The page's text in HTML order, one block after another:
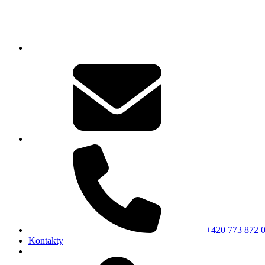
+420 773 872
Kontakty